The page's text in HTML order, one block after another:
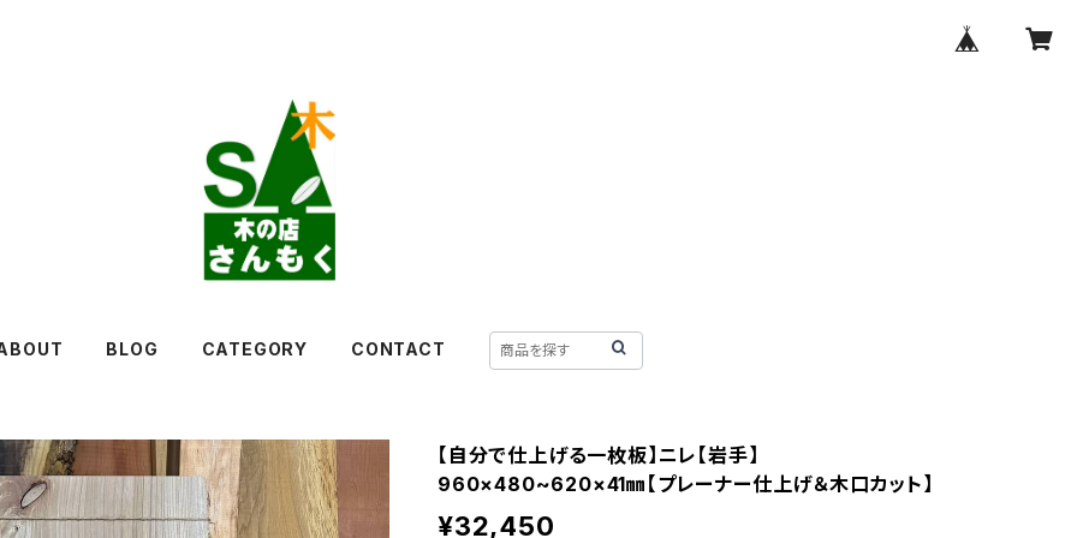
BLOG CATEGORY CONTACT
【自分で仕上げる一枚板】ニレ【岩手】
960×480~620×41㎜【プレーナー仕上げ＆木口カット】
¥32,450